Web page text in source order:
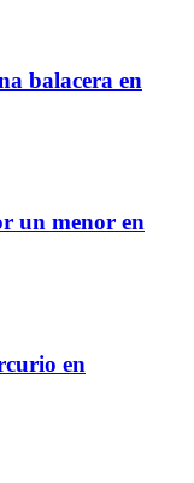
balacera en
un menor en
en